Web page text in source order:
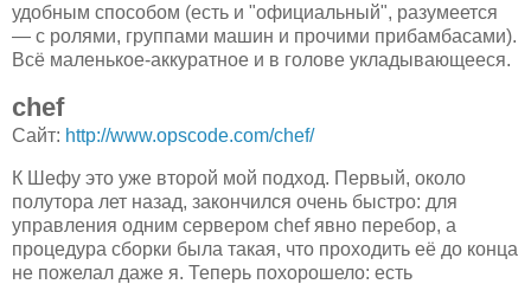
удобным способом (есть и "официальный", разумеется
— с ролями, группами машин и прочими прибамбасами).
Всё маленькое-аккуратное и в голове укладывающееся.
chef
Сайт: http://www.opscode.com/chef/
К Шефу это уже второй мой подход. Первый, около
полутора лет назад, закончился очень быстро: для
управления одним сервером chef явно перебор, а
процедура сборки была такая, что проходить её до конца
не пожелал даже я. Теперь похорошело: есть